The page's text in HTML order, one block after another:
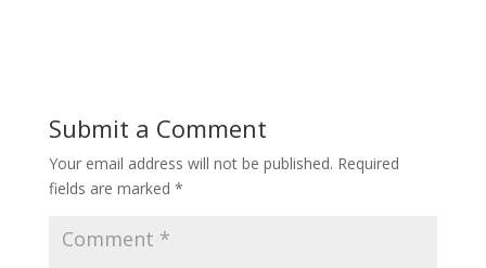
Submit a Comment
Your email address will not be published. Required
fields are marked *